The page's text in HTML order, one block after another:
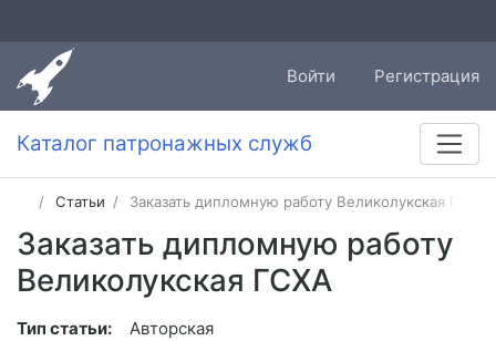
Войти Регистрация
Каталог патронажных служб
Статьи Заказать дипломную работу Великолукская ГСХА
Заказать дипломную работу
Великолукская ГСХА
Тип статьи: Авторская